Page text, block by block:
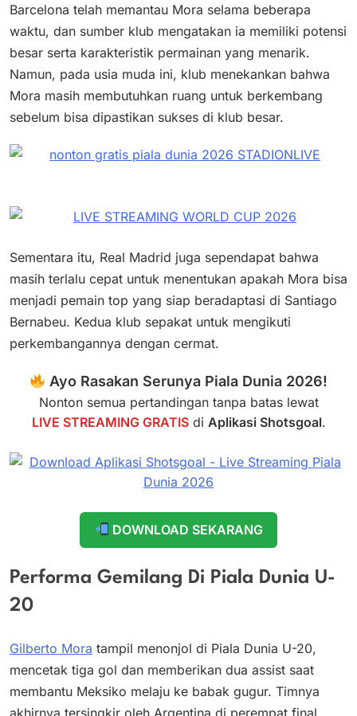
Barcelona telah memantau Mora selama beberapa
waktu, dan sumber klub mengatakan ia memiliki potensi
besar serta karakteristik permainan yang menarik.
Namun, pada usia muda ini, klub menekankan bahwa
Mora masih membutuhkan ruang untuk berkembang
sebelum bisa dipastikan sukses di klub besar.
Sementara itu, Real Madrid juga sependapat bahwa
masih terlalu cepat untuk menentukan apakah Mora bisa
menjadi pemain top yang siap beradaptasi di Santiago
Bernabeu. Kedua klub sepakat untuk mengikuti
perkembangannya dengan cermat.
Ayo Rasakan Serunya Piala Dunia 2026!
Nonton semua pertandingan tanpa batas lewat
LIVE STREAMING GRATISdi Aplikasi Shotsgoal.
DOWNLOAD SEKARANG
Performa Gemilang Di Piala Dunia U-
20
Gilberto Mora tampil menonjol di Piala Dunia U-20,
mencetak tiga gol dan memberikan dua assist saat
membantu Meksiko melaju ke babak gugur. Timnya
akhirnya tersingkir oleh Argentina di perempat final,